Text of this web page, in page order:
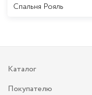
Спальня Рояль
Каталог
Покупателю